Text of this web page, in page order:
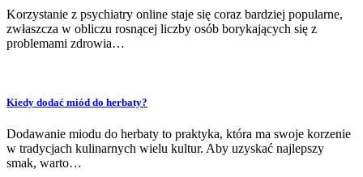
Korzystanie z psychiatry online staje się coraz bardziej popularne,
zwłaszcza w obliczu rosnącej liczby osób borykających się z
problemami zdrowia…
Kiedy dodać miód do herbaty?
Dodawanie miodu do herbaty to praktyka, która ma swoje korzenie
w tradycjach kulinarnych wielu kultur. Aby uzyskać najlepszy
smak, warto…